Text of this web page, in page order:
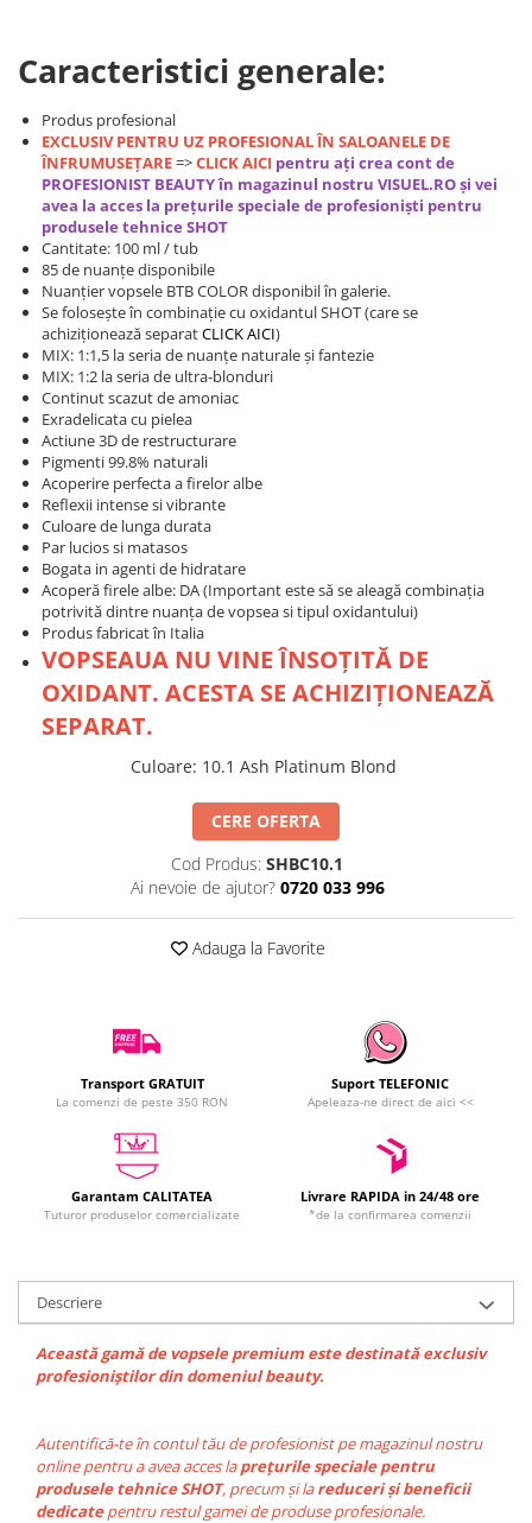
Caracteristici generale:
Produs profesional
EXCLUSIV PENTRU UZ PROFESIONAL ÎN SALOANELE DE
ÎNFRUMUSEȚARE=>CLICK AICI pentru ați crea cont de
PROFESIONIST BEAUTY în magazinul nostru VISUEL.RO și vei
avea la acces la prețurile speciale de profesioniști pentru
produsele tehnice SHOT
Cantitate: 100 ml / tub
85 de nuanțe disponibile
Nuanțier vopsele BTB COLOR disponibil în galerie.
Se folosește în combinație cu oxidantul SHOT (care se
achiziționează separatCLICK AICI)
MIX: 1:1,5 la seria de nuanțe naturale și fantezie
MIX: 1:2 la seria de ultra-blonduri
Continut scazut de amoniac
Exradelicata cu pielea
Actiune 3D de restructurare
Pigmenti 99.8% naturali
Acoperire perfecta a firelor albe
Reflexii intense si vibrante
Culoare de lunga durata
Par lucios si matasos
Bogata in agenti de hidratare
Acoperă firele albe: DA (Important este să se aleagă combinația
potrivită dintre nuanța de vopsea si tipul oxidantului)
Produs fabricat în Italia
VOPSEAUA NU VINE ÎNSOȚITĂ DE
OXIDANT. ACESTA SE ACHIZIȚIONEAZĂ
SEPARAT.
Culoare: 10.1 Ash Platinum Blond
CERE OFERTA
Cod Produs: SHBC10.1
Ai nevoie de ajutor? 0720 033 996
Adauga la Favorite
Transport GRATUIT
La comenzi de peste 350 RON
Suport TELEFONIC
Apeleaza-ne direct de aici <<
Garantam CALITATEA
Tuturor produselor comercializate
Livrare RAPIDA in 24/48 ore
*de la confirmarea comenzii
Descriere
Această gamă de vopsele premium este destinată exclusiv
profesioniștilor din domeniul beauty.
Autentifică-te în contul tău de profesionist pe magazinul nostru
online pentru a avea acces laprețurile speciale pentru
produsele tehnice SHOT, precum și lareduceri și beneficii
dedicatepentru restul gamei de produse profesionale.